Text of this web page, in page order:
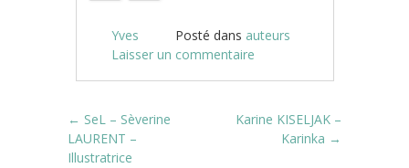
Yves Posté dans auteurs
Laisser un commentaire
Post navigation
← SeL – Sèverine
LAURENT –
Illustratrice
Karine KISELJAK –
Karinka →